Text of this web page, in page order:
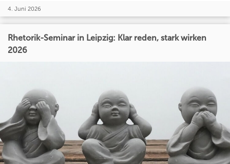
4. Juni 2026
Rhetorik-Seminar in Leipzig: Klar reden, stark wirken
2026